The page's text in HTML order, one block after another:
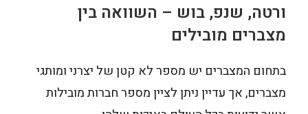
ורטה, שנפ, בוש – השוואה בין
מצברים מובילים
בתחום המצברים יש מספר לא קטן של יצרני ומותגי
מצברים, אך עדיין ניתן לציין מספר חברות מובילות